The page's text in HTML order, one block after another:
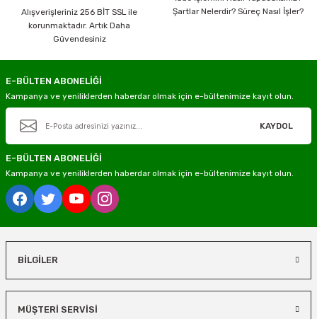
Alışverişleriniz 256 BİT SSL ile
korunmaktadır. Artık Daha
Güvendesiniz
Şartlar Nelerdir? Süreç Nasıl İşler?
E-BÜLTEN ABONELİĞİ
Kampanya ve yeniliklerden haberdar olmak için e-bültenimize kayıt olun.
KAYDOL
E-BÜLTEN ABONELİĞİ
Kampanya ve yeniliklerden haberdar olmak için e-bültenimize kayıt olun.
BİLGİLER
MÜŞTERİ SERVİSİ